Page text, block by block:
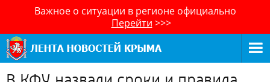
Важное о ситуации в регионе официально
Перейти >>>